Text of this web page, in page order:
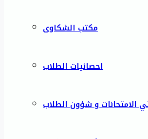
مكتب الشكاوى
احصائيات الطلاب
الامتحانات و شؤون الطلاب